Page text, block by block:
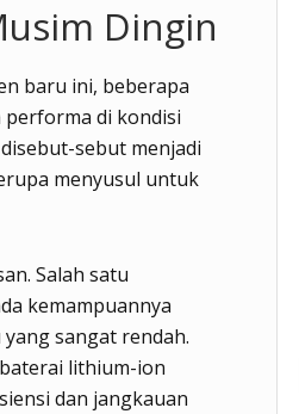
Dingin
baru ini, beberapa
performa di kondisi
sebut menjadi
menyusul untuk
Salah satu
kemampuannya
sangat rendah.
lithium-ion
dan jangkauan